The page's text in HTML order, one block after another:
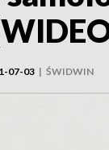
07-03 | ŚWIDWIN